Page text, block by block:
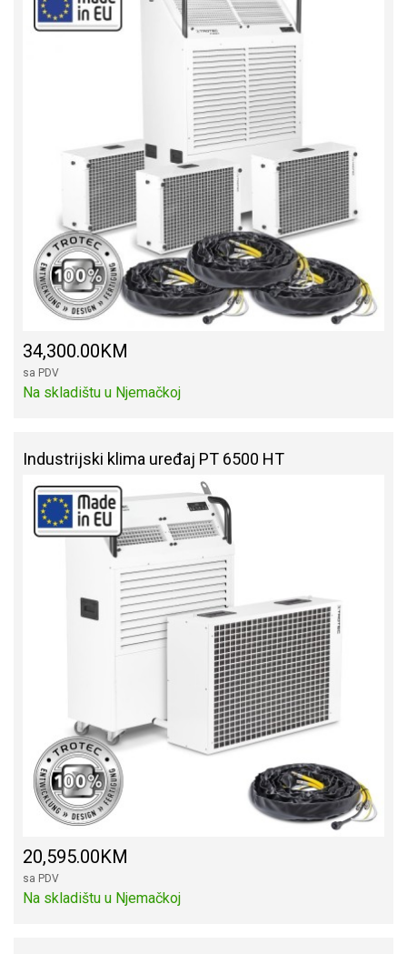
34,300.00KM
sa PDV
Na skladištu u Njemačkoj
Industrijski klima uređaj PT 6500 HT
20,595.00KM
sa PDV
Na skladištu u Njemačkoj